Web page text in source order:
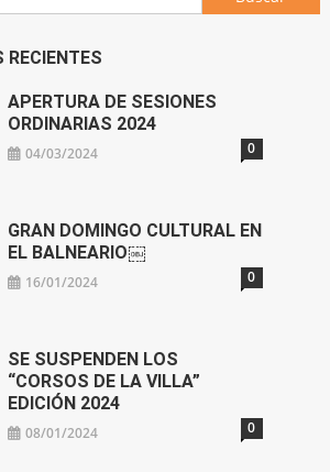
RECIENTES
APERTURA DE SESIONES
ORDINARIAS 2024
04/03/2024 0
GRAN DOMINGO CULTURAL EN
EL BALNEARIO￼
16/01/2024 0
SE SUSPENDEN LOS
“CORSOS DE LA VILLA”
EDICIÓN 2024
08/01/2024 0